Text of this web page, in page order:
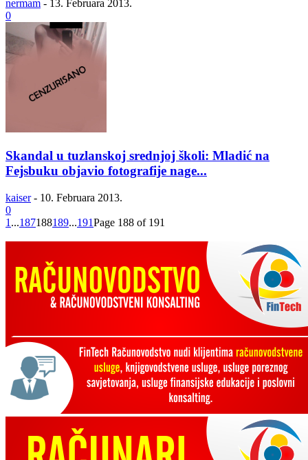
nermam - 13. Februara 2013.
0
Skandal u tuzlanskoj srednjoj školi: Mladić na
Fejsbuku objavio fotografije nage...
kaiser - 10. Februara 2013.
0
1 ...187188189...191Page 188 of 191